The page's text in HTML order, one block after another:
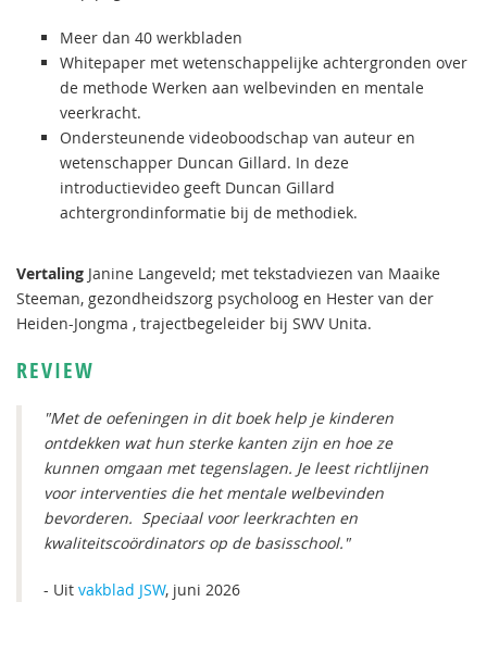
Meer dan 40 werkbladen
​Whitepaper met wetenschappelijke achtergronden over
de methode Werken aan welbevinden en mentale
veerkracht.
Ondersteunende videoboodschap van auteur en
wetenschapper Duncan Gillard. In deze
introductievideo geeft Duncan Gillard
achtergrondinformatie bij de methodiek.
Vertaling Janine Langeveld; met tekstadviezen van Maaike
Steeman, gezondheidszorg psycholoog en Hester van der
Heiden-Jongma , trajectbegeleider bij SWV Unita.
REVIEW
"Met de oefeningen in dit boek help je kinderen
ontdekken wat hun sterke kanten zijn en hoe ze
kunnen omgaan met tegenslagen. Je leest richtlijnen
voor interventies die het mentale welbevinden
bevorderen. Speciaal voor leerkrachten en
kwaliteitscoördinators op de basisschool."
- Uit vakblad JSW, juni 2026